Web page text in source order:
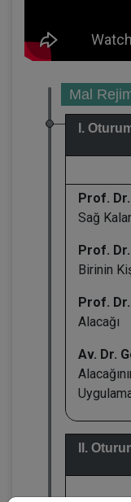
Mal
I.
Prof.
Sağ
Prof.
Birinin
Prof.
Alacağı
Av. Dr.
II.